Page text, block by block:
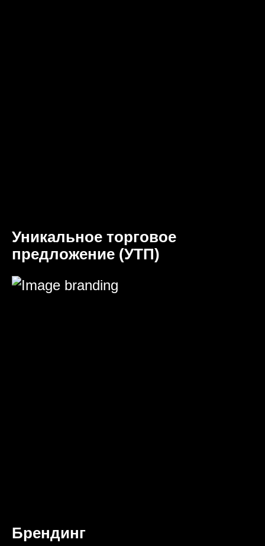
Уникальное торговое
предложение (УТП)
Брендинг